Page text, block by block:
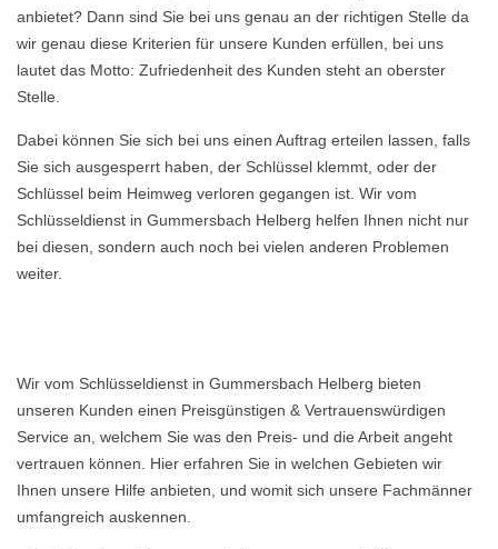
anbietet? Dann sind Sie bei uns genau an der richtigen Stelle da
wir genau diese Kriterien für unsere Kunden erfüllen, bei uns
lautet das Motto: Zufriedenheit des Kunden steht an oberster
Stelle.
Dabei können Sie sich bei uns einen Auftrag erteilen lassen, falls
Sie sich ausgesperrt haben, der Schlüssel klemmt, oder der
Schlüssel beim Heimweg verloren gegangen ist. Wir vom
Schlüsseldienst in Gummersbach Helberg helfen Ihnen nicht nur
bei diesen, sondern auch noch bei vielen anderen Problemen
weiter.
Wir vom Schlüsseldienst in Gummersbach Helberg bieten
unseren Kunden einen Preisgünstigen & Vertrauenswürdigen
Service an, welchem Sie was den Preis- und die Arbeit angeht
vertrauen können. Hier erfahren Sie in welchen Gebieten wir
Ihnen unsere Hilfe anbieten, und womit sich unsere Fachmänner
umfangreich auskennen.